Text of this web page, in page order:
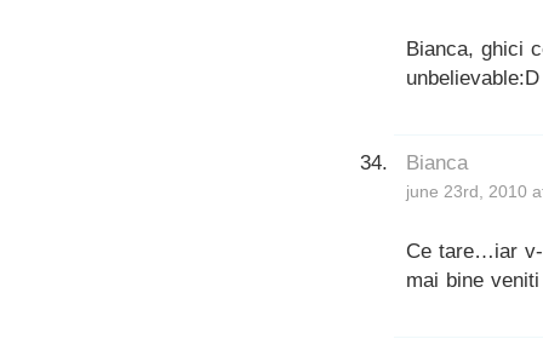
Bianca, ghici
unbelievable:D
Bianca
june 23rd, 2010
Ce tare…iar
mai bine